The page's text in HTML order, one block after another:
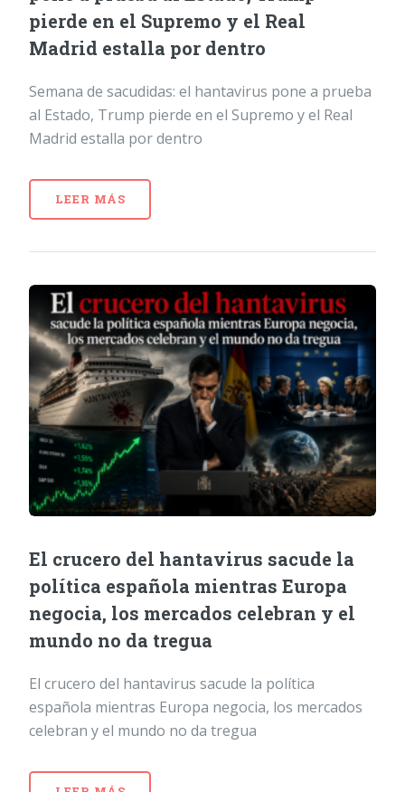
pierde en el Supremo y el Real
Madrid estalla por dentro
Semana de sacudidas: el hantavirus pone a prueba
al Estado, Trump pierde en el Supremo y el Real
Madrid estalla por dentro
LEER MÁS
El crucero del hantavirus sacude la
política española mientras Europa
negocia, los mercados celebran y el
mundo no da tregua
El crucero del hantavirus sacude la política
española mientras Europa negocia, los mercados
celebran y el mundo no da tregua